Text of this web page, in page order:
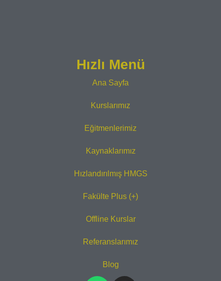
Hızlı Menü
Ana Sayfa
Kurslarımız
Eğitmenlerimiz
Kaynaklarımız
Hızlandırılmış HMGS
Fakülte Plus (+)
Offline Kurslar
Referanslarımız
Blog